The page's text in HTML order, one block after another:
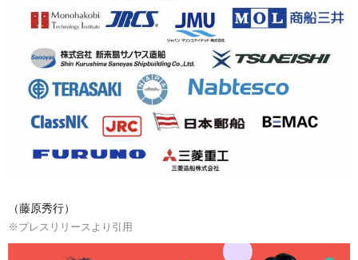
（藤原秀行）
※プレスリリースより引用